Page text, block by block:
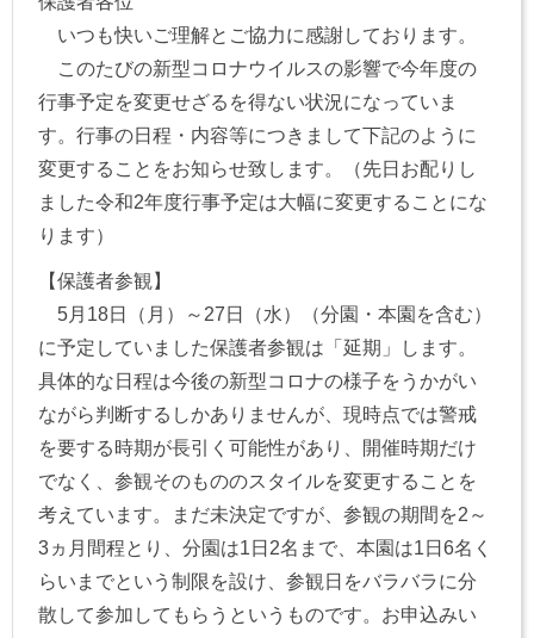
いつも快いご理解とご協力に感謝しております。
このたびの新型コロナウイルスの影響で今年度の
行事予定を変更せざるを得ない状況になっていま
す。行事の日程・内容等につきまして下記のように
変更することをお知らせ致します。（先日お配りし
ました令和2年度行事予定は大幅に変更することにな
ります）
【保護者参観】
5月18日（月）～27日（水）（分園・本園を含む）
に予定していました保護者参観は「延期」します。
具体的な日程は今後の新型コロナの様子をうかがい
ながら判断するしかありませんが、現時点では警戒
を要する時期が長引く可能性があり、開催時期だけ
でなく、参観そのもののスタイルを変更することを
考えています。まだ未決定ですが、参観の期間を2～
3ヵ月間程とり、分園は1日2名まで、本園は1日6名く
らいまでという制限を設け、参観日をバラバラに分
散して参加してもらうというものです。お申込みい